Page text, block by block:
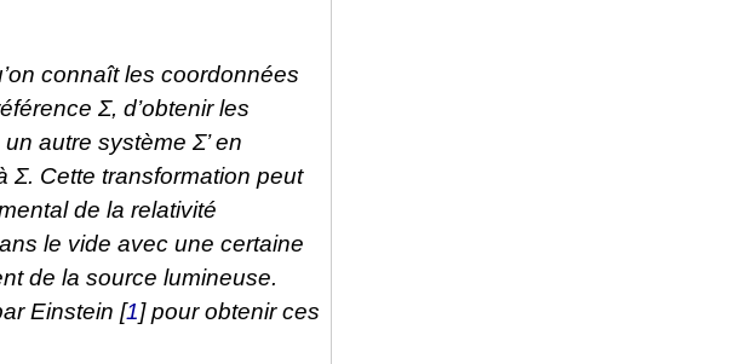
connaît les coordonnées
Σ, d’obtenir les
autre système Σ’ en
Σ. Cette transformation peut
de la relativité
le vide avec une certaine
de la source lumineuse.
Einstein [1]pour obtenir ces